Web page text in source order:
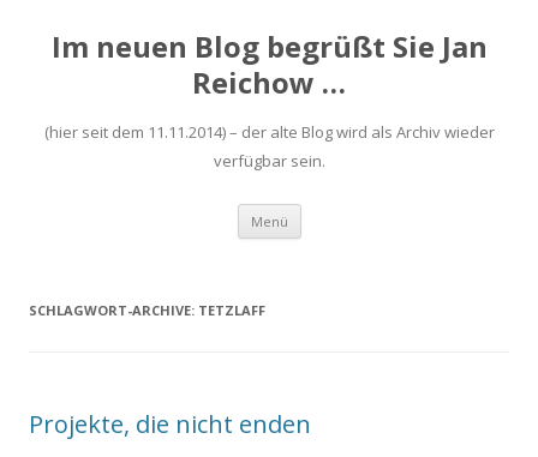
Im neuen Blog begrüßt Sie Jan
Reichow …
(hier seit dem 11.11.2014) – der alte Blog wird als Archiv wieder
verfügbar sein.
Menü Zum
springen
SCHLAGWORT-ARCHIVE: TETZLAFF
Projekte, die nicht enden